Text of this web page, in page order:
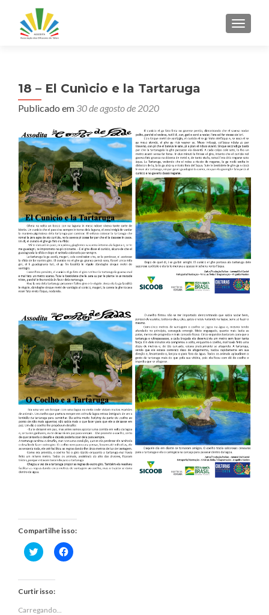
18 – El Cunìcio e la Tartaruga
Publicado em 30 de agosto de 2020
Compartilhe isso:
Clique
para
Twitter(abre
em
nova
janela)
Clique
para
Curtir isso:
Carregando...